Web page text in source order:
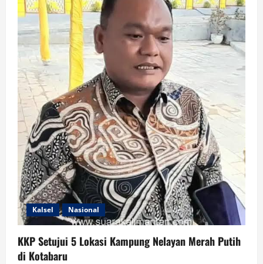
Kalsel Nasional
KKP Setujui 5 Lokasi Kampung Nelayan Merah Putih
di Kotabaru